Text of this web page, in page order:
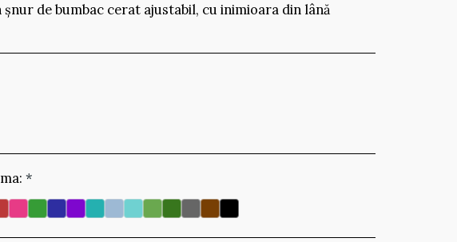
de bumbac cerat ajustabil, cu inimioara din lână
*